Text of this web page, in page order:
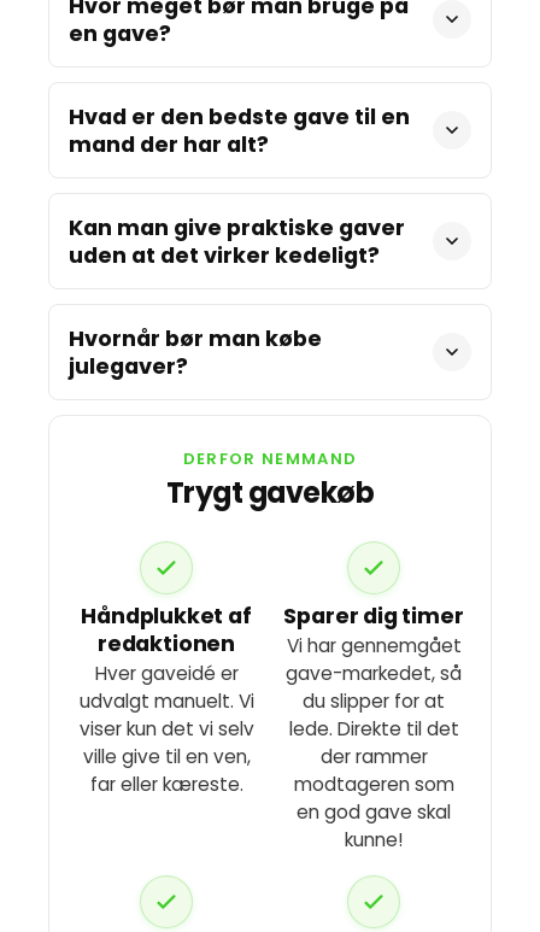
en gave?
Hvad er den bedste gave til en
mand der har alt?
Kan man give praktiske gaver
uden at det virker kedeligt?
Hvornår bør man købe
julegaver?
DERFOR NEMMAND
Trygt gavekøb
Håndplukket af
redaktionen
Hver gaveidé er
udvalgt manuelt. Vi
viser kun det vi selv
ville give til en ven,
far eller kæreste.
Sparer dig timer
Vi har gennemgået
gave-markedet, så
du slipper for at
lede. Direkte til det
der rammer
modtageren som
en god gave skal
kunne!